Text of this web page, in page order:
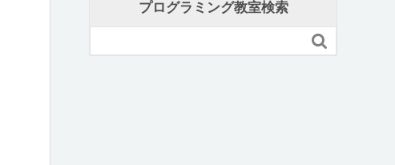
プログラミング教室検索
